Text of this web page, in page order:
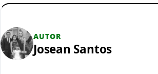
AUTOR
Josean Santos